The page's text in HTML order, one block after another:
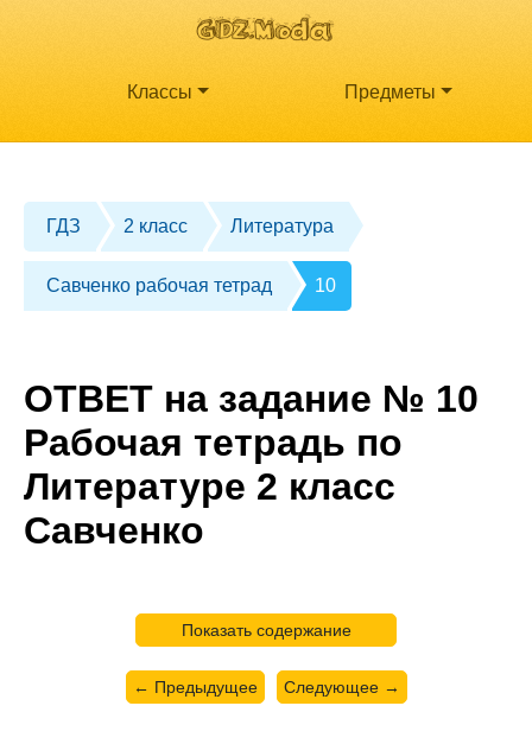
Классы Предметы
ГДЗ 2 класс Литература
Савченко рабочая тетрад 10
ОТВЕТ на задание № 10
Рабочая тетрадь по
Литературе 2 класс
Савченко
Показать содержание
← Предыдущее Следующее →